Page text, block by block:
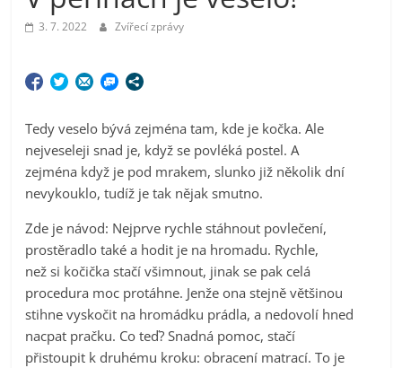
3. 7. 2022 Zvířecí zprávy
Tedy veselo bývá zejména tam, kde je kočka. Ale
nejveseleji snad je, když se povléká postel. A
zejména když je pod mrakem, slunko již několik dní
nevykouklo, tudíž je tak nějak smutno.
Zde je návod: Nejprve rychle stáhnout povlečení,
prostěradlo také a hodit je na hromadu. Rychle,
než si kočička stačí všimnout, jinak se pak celá
procedura moc protáhne. Jenže ona stejně většinou
stihne vyskočit na hromádku prádla, a nedovolí hned
nacpat pračku. Co teď? Snadná pomoc, stačí
přistoupit k druhému kroku: obracení matrací. To je